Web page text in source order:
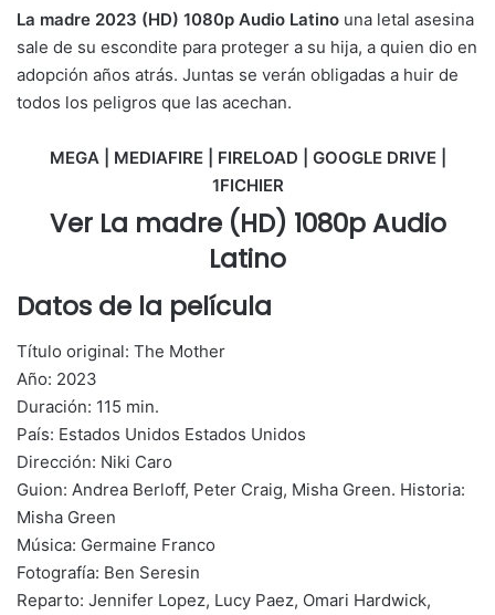
La madre 2023 (HD) 1080p Audio Latino una letal asesina
sale de su escondite para proteger a su hija, a quien dio en
adopción años atrás. Juntas se verán obligadas a huir de
todos los peligros que las acechan.
MEGA | MEDIAFIRE | FIRELOAD | GOOGLE DRIVE |
1FICHIER
Ver La madre (HD) 1080p Audio
Latino
Datos de la película
Título original: The Mother
Año: 2023
Duración: 115 min.
País: Estados Unidos Estados Unidos
Dirección: Niki Caro
Guion: Andrea Berloff, Peter Craig, Misha Green. Historia:
Misha Green
Música: Germaine Franco
Fotografía: Ben Seresin
Reparto: Jennifer Lopez, Lucy Paez, Omari Hardwick,